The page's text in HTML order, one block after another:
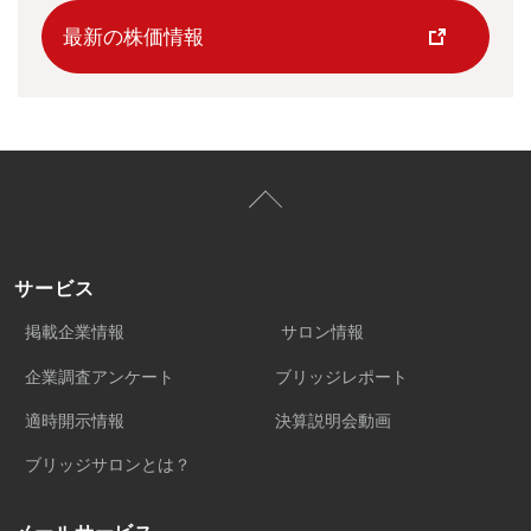
最新の株価情報
サービス
掲載企業情報 サロン情報
企業調査アンケート ブリッジレポート
適時開示情報 決算説明会動画
ブリッジサロンとは？